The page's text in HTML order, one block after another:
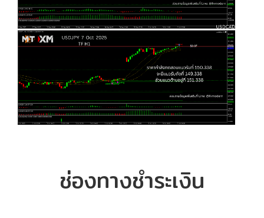
ช่องทางชำระเงิน